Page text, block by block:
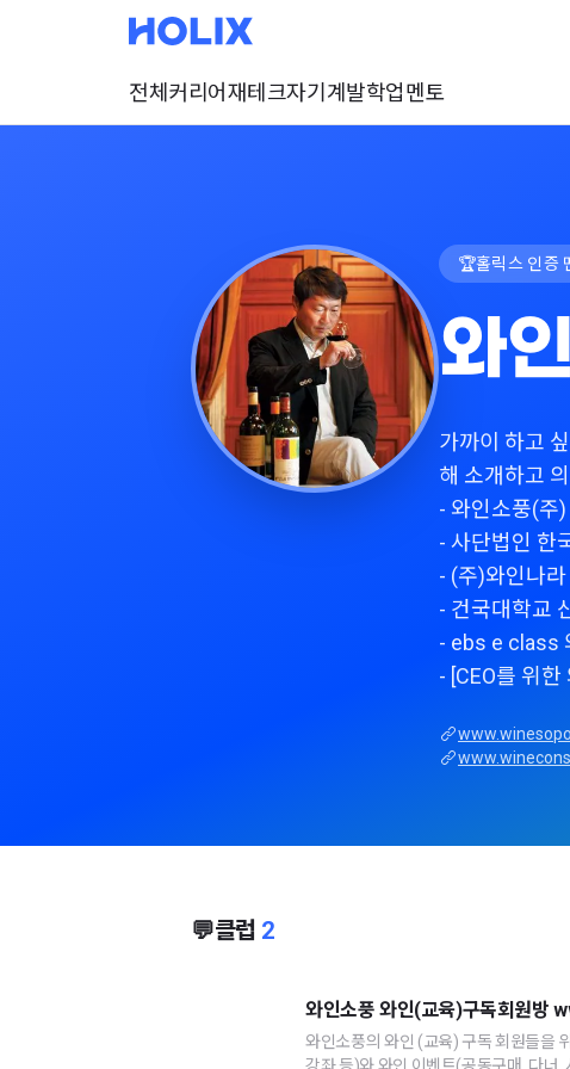
전체 커리어재테크자기계발학업멘토
🏆홀릭스 인증
와
가까이 하고
해 소개하고
- 와인소풍(주)
- 사단법인 한
- (주)와인나라
- 건국대학교
- ebs e class
- [CEO를 위
💬클럽 2
와인소풍 와인(교육)구독회원방
와인소풍의 와인 (교육) 구독 회원들을